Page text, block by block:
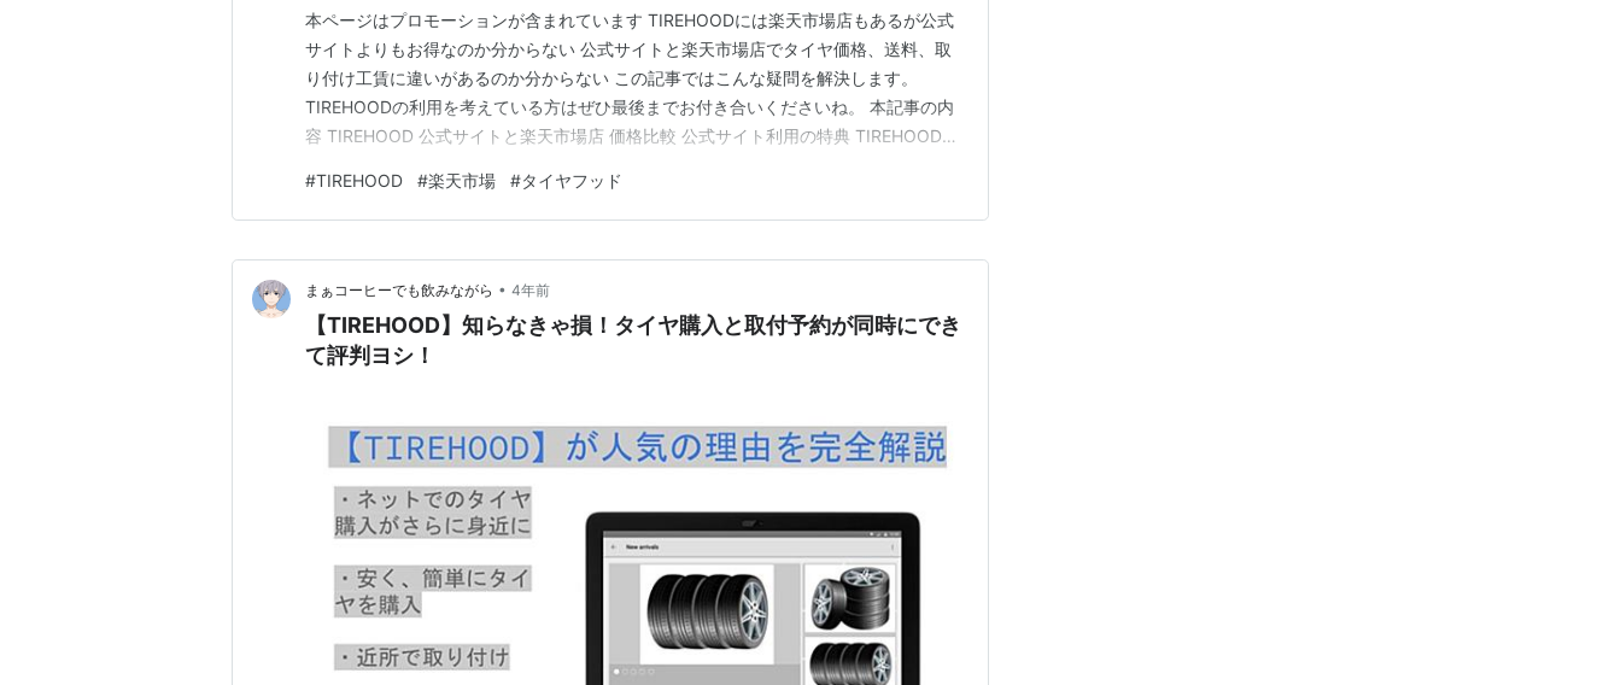
本ページはプロモーションが含まれています TIREHOODには楽天市場店もあるが公式
サイトよりもお得なのか分からない 公式サイトと楽天市場店でタイヤ価格、送料、取
り付け工賃に違いがあるのか分からない この記事ではこんな疑問を解決します。
TIREHOODの利用を考えている方はぜひ最後までお付き合いくださいね。 本記事の内
容 TIREHOOD 公式サイトと楽天市場店 価格比較 公式サイト利用の特典 TIREHOOD楽
き！先日楽天ポイントのみで４Ｋテレビを購入した私が解説します。 意外な結果!?
TIREHOODは…
#TIREHOOD #楽天市場 #タイヤフッド
まぁコーヒーでも飲みながら • 4年前
【TIREHOOD】知らなきゃ損！タイヤ購入と取付予約が同時にでき
て評判ヨシ！